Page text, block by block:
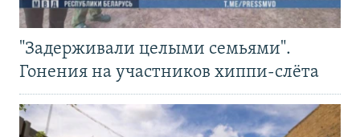
"Задерживали целыми семьями".
Гонения на участников хиппи-слёта